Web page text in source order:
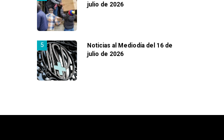
julio de 2026
Noticias al Mediodía del 16 de
julio de 2026